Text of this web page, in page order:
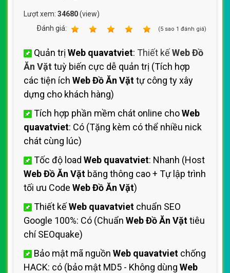
Lượt xem: 34680(view)
Ðánh giá:
(5 sao 1 đánh giá)
Quản trị Web quavatviet: Thiết kếWeb Đồ
Ăn Vặt tuỳ biến cực dễ quản trị (Tích hợp
các tiện ích Web Đồ Ăn Vặttự công ty xây
dựng cho khách hàng)
Tích hợp phần mềm chát online choWeb
quavatviet: Có (Tặng kèm có thể nhiều nick
chát cùng lúc)
Tốc độ load Web quavatviet: Nhanh (Host
Web Đồ Ăn Vặt băng thông cao + Tự lập trình
tối ưu Code Web Đồ Ăn Vặt)
Thiết kếWeb quavatviet chuẩn SEO
Google 100%: Có (Chuẩn Web Đồ Ăn Vặttiêu
chí SEOquake)
Bảo mật mã nguồn Web quavatviet chống
HACK: có (bảo mật MD5 - Không dùng Web